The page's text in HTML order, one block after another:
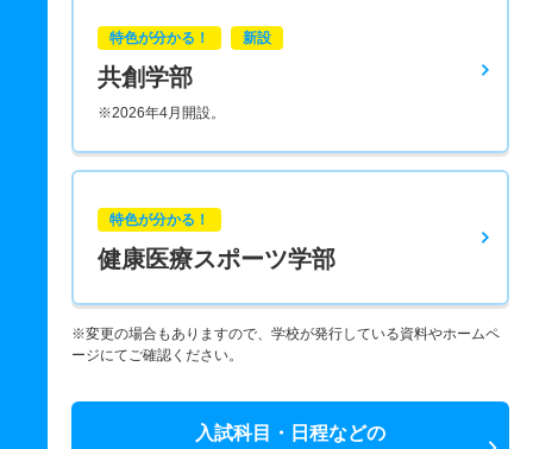
特色が分かる！ 新設
共創学部
※2026年4月開設。
特色が分かる！
健康医療スポーツ学部
※変更の場合もありますので、学校が発行している資料やホームペ
ージにてご確認ください。
入試科目・日程などの